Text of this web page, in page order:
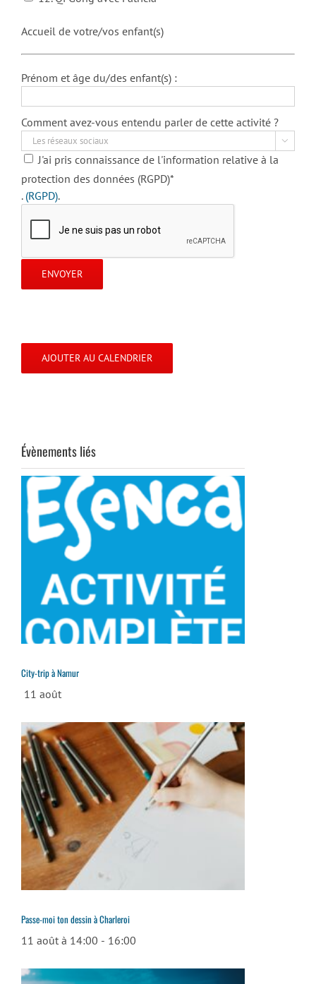
Accueil de votre/vos enfant(s)
Prénom et âge du/des enfant(s) :
Comment avez-vous entendu parler de cette activité ?

J'ai pris connaissance de l'information relative à la
protection des données (RGPD)*
. (RGPD).
AJOUTER AU CALENDRIER
Évènements liés
City-trip à Namur
11 août
Passe-moi ton dessin à Charleroi
11 août à 14:00 - 16:00